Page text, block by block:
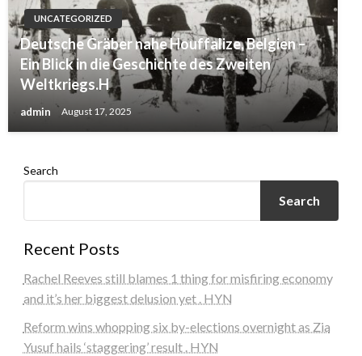
UNCATEGORIZED
Deutsche Gräber nahe Houffalize, Belgien –
Ein Blick in die Geschichte des Zweiten
Weltkriegs.H
admin August 17, 2025
Search
Search
Recent Posts
Rachel Reeves still blames 1 thing for misfiring economy
and it’s her biggest delusion yet . HYN
Reform wins whopping six by-elections overnight as Zia
Yusuf hails ‘staggering’ result . HYN